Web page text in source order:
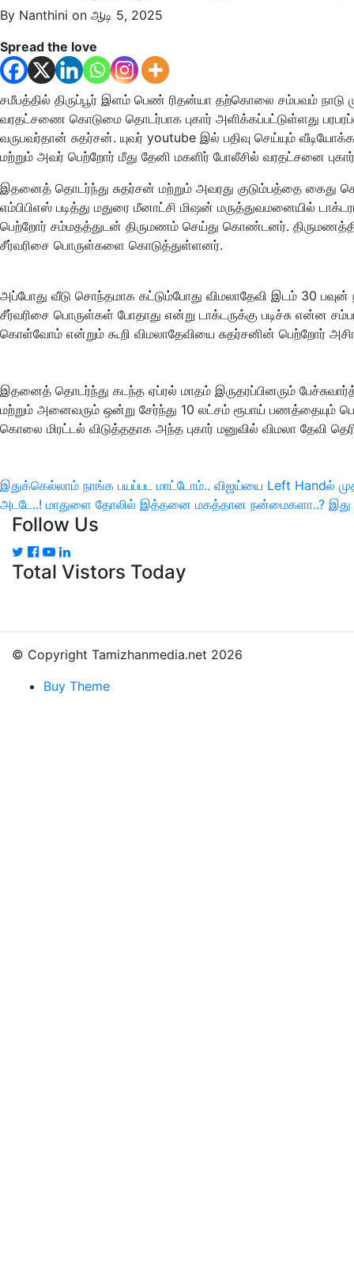
By Nanthini on ஆடி 5, 2025
Spread the love
சமீபத்தில் திருப்பூர் இளம் பெண் ரிதன்யா தற்கொலை சம்பவம் நாடு
வரதட்சணை கொடுமை தொடர்பாக புகார் அளிக்கப்பட்டுள்ளது
வருபவர்தான் சுதர்சன். யுவர் youtube இல் பதிவு செய்யும்
மற்றும் அவர் பெற்றோர் மீது தேனி மகளிர் போலீசில் வரதட்சனை
இதனைத் தொடர்ந்து சுதர்சன் மற்றும் அவரது குடும்பத்தை கைது
எம்பிபிஎஸ் படித்து மதுரை மீனாட்சி மிஷன் மருத்துவமனையில்
பெற்றோர் சம்மதத்துடன் திருமணம் செய்து கொண்டனர்.
சீர்வரிசை பொருள்களை கொடுத்துள்ளனர்.
அப்போது வீடு சொந்தமாக கட்டும்போது விமலாதேவி இடம் 30
சீர்வரிசை பொருள்கள் போதாது என்று டாக்டருக்கு படிச்சு என்ன
கொள்வோம் என்றும் கூறி விமலாதேவியை சுதர்சனின் பெற்றோர்
இதனைத் தொடர்ந்து கடந்த ஏப்ரல் மாதம் இருதரப்பினரும்
மற்றும் அனைவரும் ஒன்று சேர்ந்து 10 லட்சம் ரூபாய் பணத்தையும்
கொலை மிரட்டல் விடுத்ததாக அந்த புகார் மனுவில் விமலா தேவி
இடுகை
பட்டியல்
Previous
Post
இதுக்கெல்லாம் நாங்க பயப்பட மாட்டோம்.. விஜய்யை Left Handல்
Next
Post
அடடே..! மாதுளை தோலில் இத்தனை மகத்தான நன்மைகளா..? இது
Follow Us
Total Vistors Today
© Copyright Tamizhanmedia.net 2026
Buy Theme